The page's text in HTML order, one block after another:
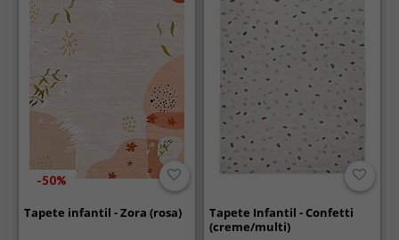
-50%
Tapete infantil - Zora (rosa)
Tapete Infantil - Confetti
(creme/multi)